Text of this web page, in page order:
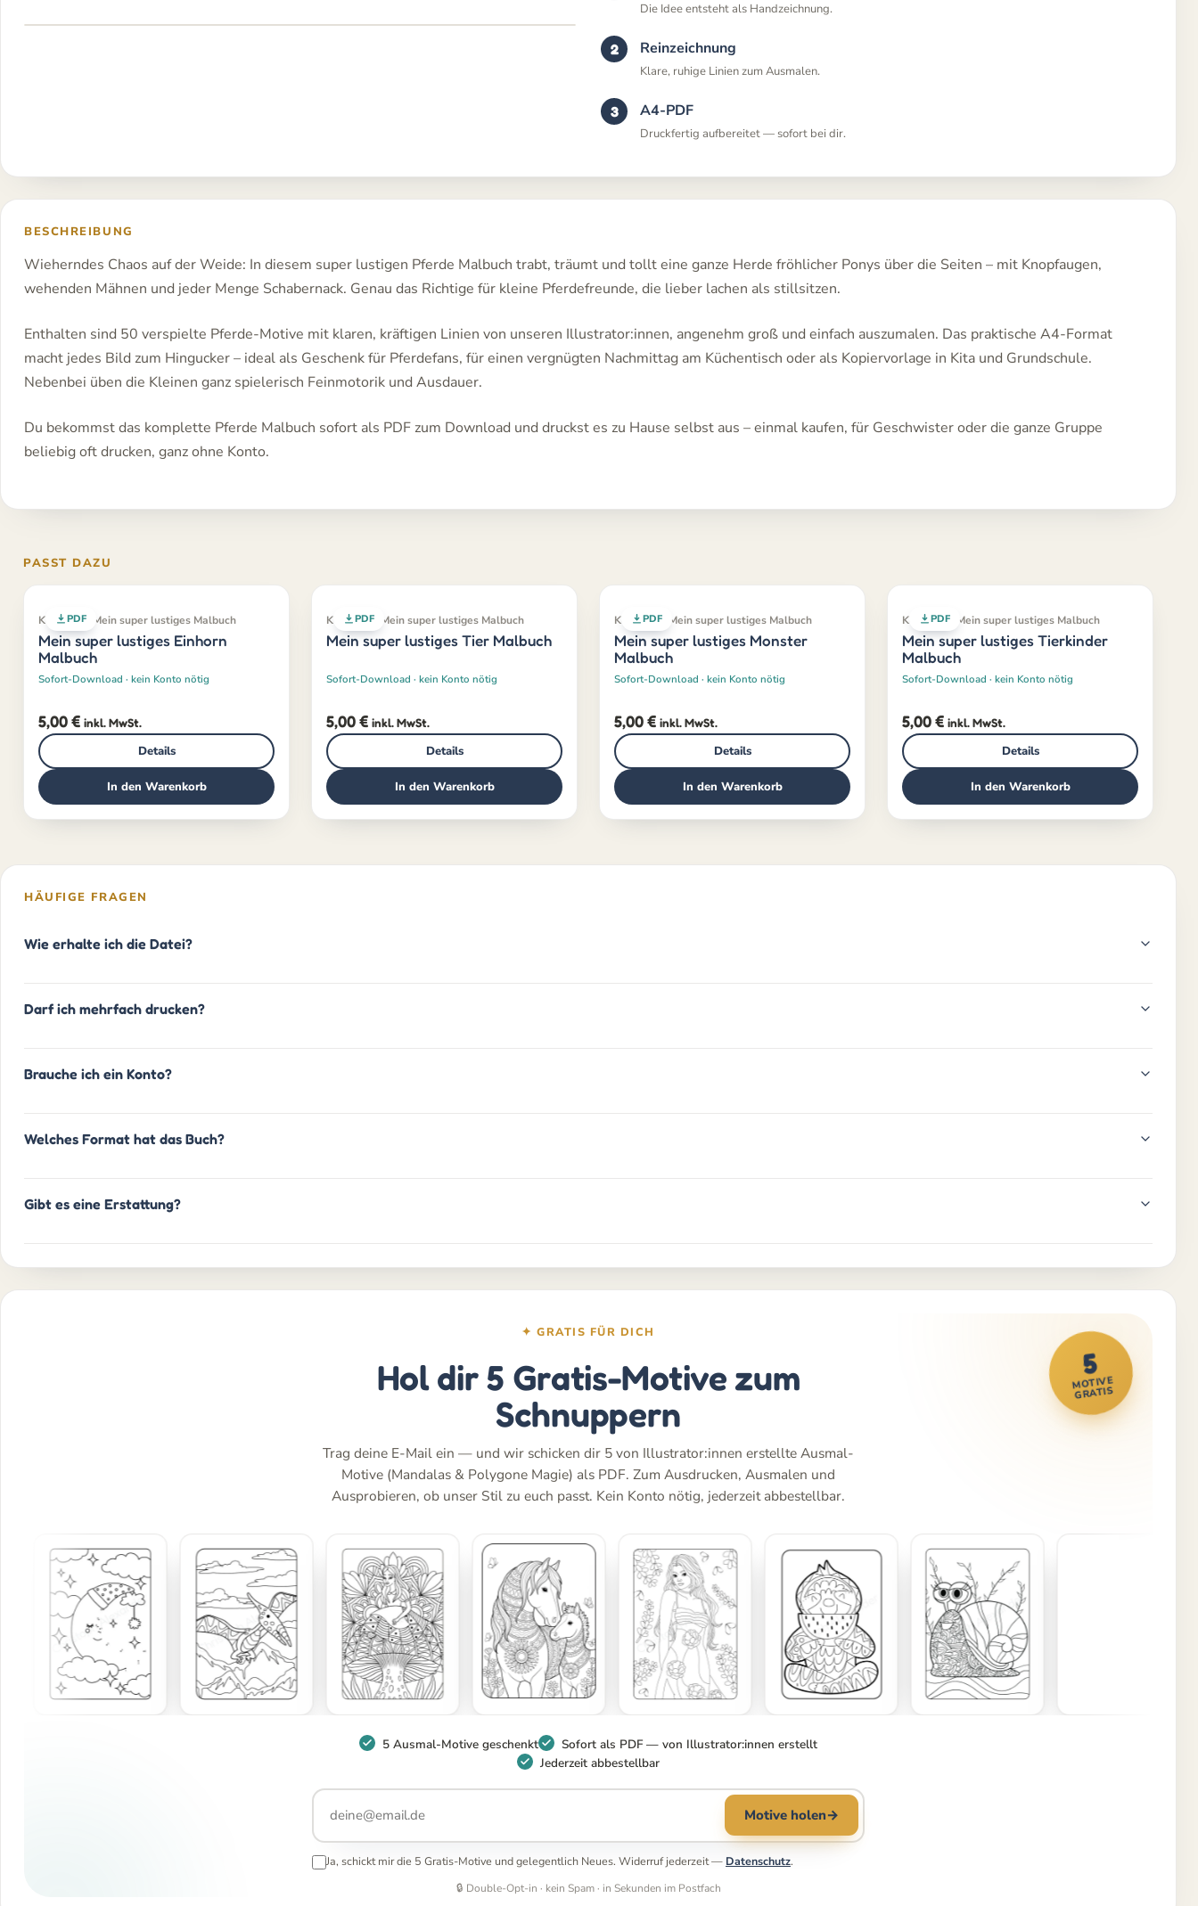
Die Idee entsteht als Handzeichnung.
Reinzeichnung
Klare, ruhige Linien zum Ausmalen.
A4-PDF
Druckfertig aufbereitet — sofort bei dir.
BESCHREIBUNG
Wieherndes Chaos auf der Weide: In diesem super lustigen Pferde Malbuch trabt, träumt und tollt eine ganze Herde fröhlicher Ponys über die Seiten – mit Knopfaugen,
wehenden Mähnen und jeder Menge Schabernack. Genau das Richtige für kleine Pferdefreunde, die lieber lachen als stillsitzen.
Enthalten sind 50 verspielte Pferde-Motive mit klaren, kräftigen Linien von unseren Illustrator:innen, angenehm groß und einfach auszumalen. Das praktische A4-Format
macht jedes Bild zum Hingucker – ideal als Geschenk für Pferdefans, für einen vergnügten Nachmittag am Küchentisch oder als Kopiervorlage in Kita und Grundschule.
Nebenbei üben die Kleinen ganz spielerisch Feinmotorik und Ausdauer.
Du bekommst das komplette Pferde Malbuch sofort als PDF zum Download und druckst es zu Hause selbst aus – einmal kaufen, für Geschwister oder die ganze Gruppe
beliebig oft drucken, ganz ohne Konto.
PASST DAZU
PDF
Klassiker · Mein super lustiges Malbuch
Mein super lustiges Einhorn
Malbuch
Sofort-Download · kein Konto nötig
5,00€ inkl. MwSt.
Details
In den Warenkorb
PDF
Klassiker · Mein super lustiges Malbuch
Mein super lustiges Tier Malbuch
Sofort-Download · kein Konto nötig
5,00€ inkl. MwSt.
Details
In den Warenkorb
PDF
Klassiker · Mein super lustiges Malbuch
Mein super lustiges Monster
Malbuch
Sofort-Download · kein Konto nötig
5,00€ inkl. MwSt.
Details
In den Warenkorb
PDF
Klassiker · Mein super lustiges Malbuch
Mein super lustiges Tierkinder
Malbuch
Sofort-Download · kein Konto nötig
5,00€ inkl. MwSt.
Details
In den Warenkorb
HÄUFIGE FRAGEN
Wie erhalte ich die Datei?
Darf ich mehrfach drucken?
Brauche ich ein Konto?
Welches Format hat das Buch?
Gibt es eine Erstattung?
5
MOTIVE
GRATIS
✦ GRATIS FÜR DICH
Hol dir 5 Gratis-Motive zum
Schnuppern
Trag deine E-Mail ein — und wir schicken dir 5 von Illustrator:innen erstellte Ausmal-
Motive (Mandalas & Polygone Magie) als PDF. Zum Ausdrucken, Ausmalen und
Ausprobieren, ob unser Stil zu euch passt. Kein Konto nötig, jederzeit abbestellbar.
5 Ausmal-Motive geschenkt
Sofort als PDF — von Illustrator:innen erstellt
Jederzeit abbestellbar
Motive holen→
Ja, schickt mir die 5 Gratis-Motive und gelegentlich Neues. Widerruf jederzeit — Datenschutz.
🔒 Double-Opt-in · kein Spam · in Sekunden im Postfach